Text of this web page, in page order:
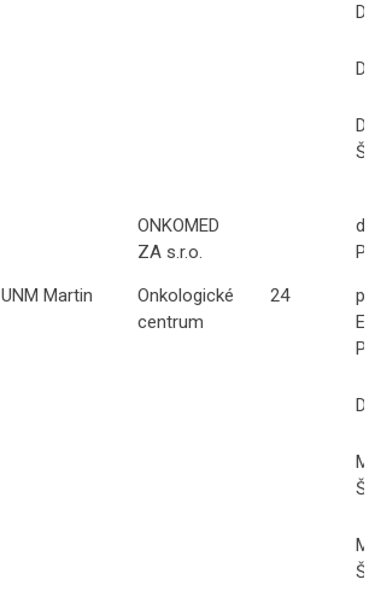
ONKOMED
ZA s.r.o.
UNM Martin
Onkologické
centrum
24